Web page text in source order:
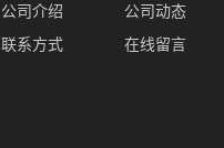
公司介绍 公司动态
联系方式 在线留言